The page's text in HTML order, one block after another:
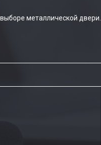
металлической двери.